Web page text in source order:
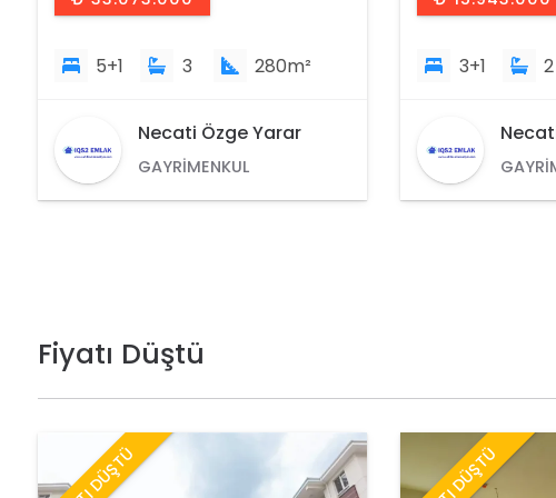
3+1 2 190m²
Necati Özge Yarar
GAYRIMENKUL
DANIŞMANI
3+1 2
Fiyatı Düştü